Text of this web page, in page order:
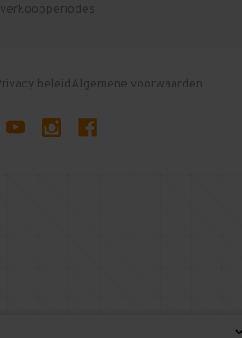
beleidAlgemene voorwaarden